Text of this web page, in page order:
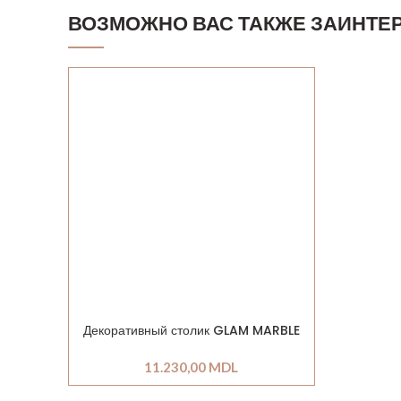
ВОЗМОЖНО ВАС ТАКЖЕ
Декоративный столик GLAM MARBLE
11.230,00 MDL